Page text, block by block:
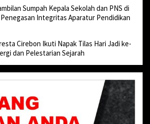
Sumpah Kepala Sekolah dan PNS di
Integritas Aparatur Pendidikan
Cirebon Ikuti Napak Tilas Hari Jadi ke-
dan Pelestarian Sejarah